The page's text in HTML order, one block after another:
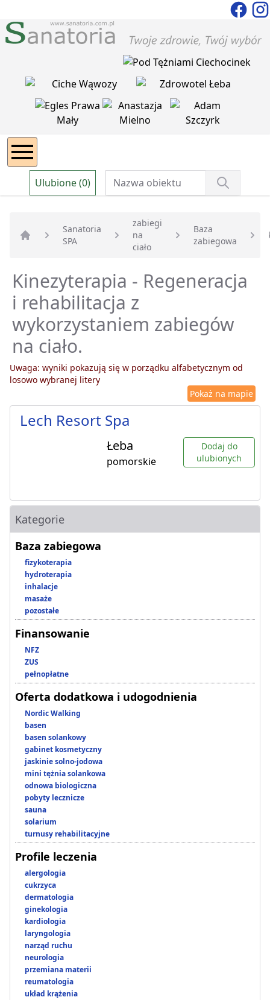
Ulubione (0)
Strona główna
Sanatoria
SPA
zabiegi
na
ciało
Baza
zabiegowa
Kinezyterapia - Regeneracja
i rehabilitacja z
wykorzystaniem zabiegów
na ciało.
Uwaga: wyniki pokazują się w porządku alfabetycznym od
losowo wybranej litery
Pokaż na mapie
Lech Resort Spa
Łeba
pomorskie
Dodaj do
ulubionych
Kategorie
Baza zabiegowa
fizykoterapia
hydroterapia
inhalacje
masaże
pozostałe
Finansowanie
NFZ
ZUS
pełnopłatne
Oferta dodatkowa i udogodnienia
Nordic Walking
basen
basen solankowy
gabinet kosmetyczny
jaskinie solno-jodowa
mini tężnia solankowa
odnowa biologiczna
pobyty lecznicze
sauna
solarium
turnusy rehabilitacyjne
Profile leczenia
alergologia
cukrzyca
dermatologia
ginekologia
kardiologia
laryngologia
narząd ruchu
neurologia
przemiana materii
reumatologia
układ krążenia